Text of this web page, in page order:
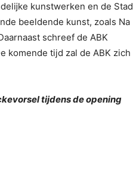
kunstwerken en de Stad
beeldende kunst, zoals Na
schreef de ABK
komende tijd zal de ABK zich
tijdens de opening